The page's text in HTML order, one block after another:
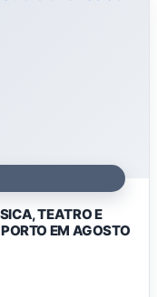
TEATRO E
EM AGOSTO